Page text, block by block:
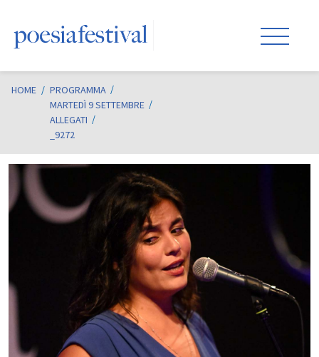
HOME / PROGRAMMA
MARTEDÌ 9 SETTEMBRE
ALLEGATI
_9272